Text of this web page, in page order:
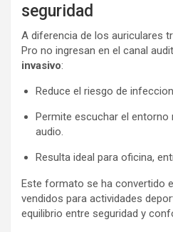
seguridad
A diferencia de los auriculares
Pro no ingresan en el canal
invasivo:
Reduce el riesgo de
Permite escuchar el entorno
audio.
Resulta ideal para oficina,
Este formato se ha convertido
vendidos para actividades
equilibrio entre seguridad y